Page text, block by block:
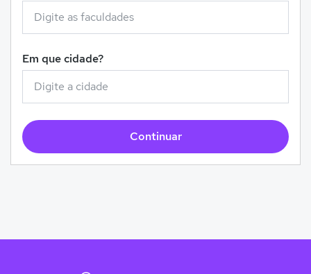
Em que cidade?
Continuar